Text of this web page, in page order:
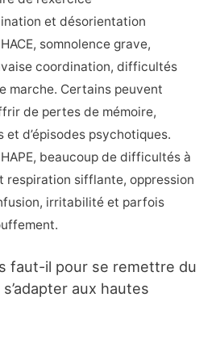
et désorientation
somnolence grave,
coordination, difficultés
marche. Certains peuvent
de pertes de mémoire,
et d’épisodes psychotiques.
beaucoup de difficultés à
respiration sifflante, oppression
irritabilité et parfois
faut-il pour se remettre du
aux hautes